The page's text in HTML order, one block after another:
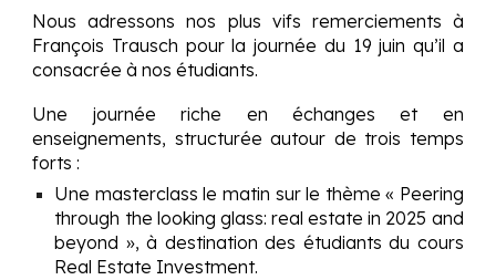
Nous adressons nos plus vifs remerciements à
François Trausch pour la journée du 19 juin qu’il a
consacrée à nos étudiants.
Une journée riche en échanges et en
enseignements, structurée autour de trois temps
forts :
Une masterclass le matin sur le thème « Peering
through the looking glass: real estate in 2025 and
beyond », à destination des étudiants du cours
Real Estate Investment.